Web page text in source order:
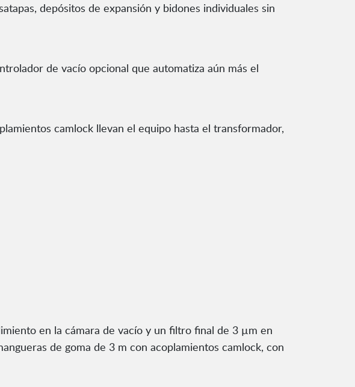
depósitos de expansión y bidones individuales sin
de vacío opcional que automatiza aún más el
camlock llevan el equipo hasta el transformador,
en la cámara de vacío y un filtro final de 3 µm en
de goma de 3 m con acoplamientos camlock, con